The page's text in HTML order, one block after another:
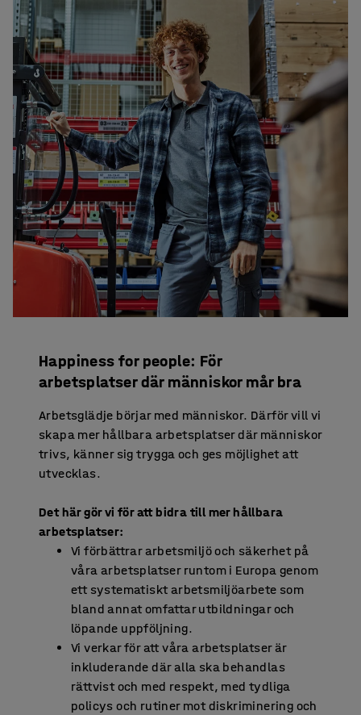
Happiness for people: För
arbetsplatser där människor mår bra
Arbetsglädje börjar med människor. Därför vill vi
skapa mer hållbara arbetsplatser där människor
trivs, känner sig trygga och ges möjlighet att
utvecklas.
Det här gör vi för att bidra till mer hållbara
arbetsplatser:
Vi förbättrar arbetsmiljö och säkerhet på
våra arbetsplatser runtom i Europa genom
ett systematiskt arbetsmiljöarbete som
bland annat omfattar utbildningar och
löpande uppföljning.
Vi verkar för att våra arbetsplatser är
inkluderande där alla ska behandlas
rättvist och med respekt, med tydliga
policys och rutiner mot diskriminering och